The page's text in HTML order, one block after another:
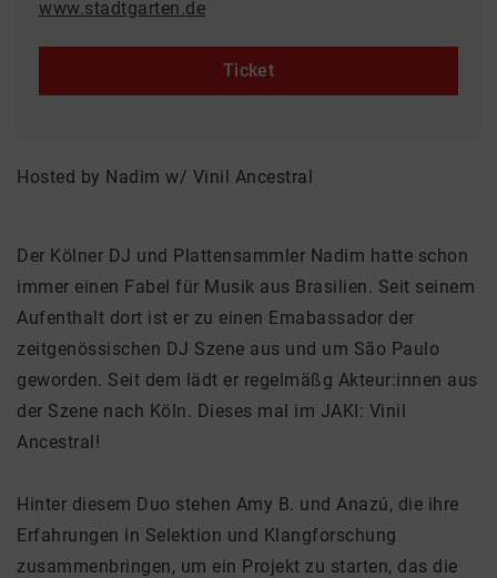
www.stadtgarten.de
Ticket
Hosted by Nadim w/ Vinil Ancestral
Der Kölner DJ und Plattensammler Nadim hatte schon
immer einen Fabel für Musik aus Brasilien. Seit seinem
Aufenthalt dort ist er zu einen Emabassador der
zeitgenössischen DJ Szene aus und um São Paulo
geworden. Seit dem lädt er regelmäßg Akteur:innen aus
der Szene nach Köln. Dieses mal im JAKI: Vinil
Ancestral!
Hinter diesem Duo stehen Amy B. und Anazú, die ihre
Erfahrungen in Selektion und Klangforschung
zusammenbringen, um ein Projekt zu starten, das die